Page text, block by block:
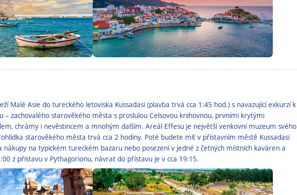
Malé Asie do tureckého letoviska Kussadasi (plavba trvá cca 1:45 hod.) s navazující exkurzí k
– zachovalého starověkého města s proslulou Celsovou knihovnou, prvními krytými
chrámy i nevěstincem a mnohým dalším. Areál Effesu je největší venkovní muzeum svého
starověkého města trvá cca 2 hodiny. Poté budete mít v přístavním městě Kussadasi
nákupy na typickém tureckém bazaru nebo posezení v jedné z četných místních kaváren a
z přístavu v Pythagorionu, návrat do přístavu je v cca 19:15.